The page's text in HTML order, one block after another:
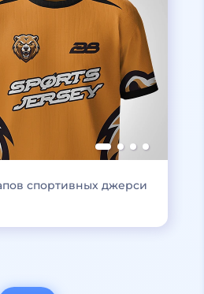
спортивных джерси